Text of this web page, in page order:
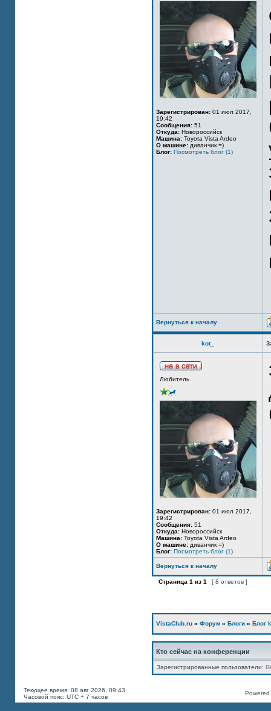
Зарегистрирован: 01 июл 2017,
19:42
Сообщения: 51
Откуда: Новороссийск
Машина: Toyota Vista Ardeo
О машине: диванчик =)
Блог: Посмотреть блог (1)
Вернуться к началу
kot_
Любитель
Зарегистрирован: 01 июл 2017,
19:42
Сообщения: 51
Откуда: Новороссийск
Машина: Toyota Vista Ardeo
О машине: диванчик =)
Блог: Посмотреть блог (1)
Вернуться к началу
Страница 1 из 1 [ 8 ответов ]
VistaClub.ru » Форум » Блоги » Блог
Кто сейчас на конференции
Зарегистрированные пользователи:
Текущее время: 08 авг 2026, 09:43
Часовой пояс: UTC + 7 часов